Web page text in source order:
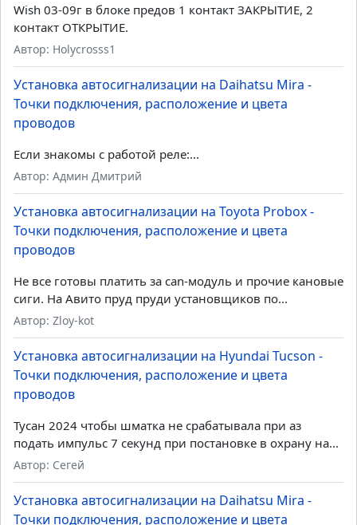
Wish 03-09г в блоке предов 1 контакт ЗАКРЫТИЕ, 2
контакт ОТКРЫТИЕ.
Автор: Holycrosss1
Установка автосигнализации на Daihatsu Mira -
Точки подключения, расположение и цвета
проводов
Если знакомы с работой реле:...
Автор: Админ Дмитрий
Установка автосигнализации на Toyota Probox -
Точки подключения, расположение и цвета
проводов
Не все готовы платить за can-модуль и прочие кановые
сиги. На Авито пруд пруди установщиков по...
Автор: Zloy-kot
Установка автосигнализации на Hyundai Tucson -
Точки подключения, расположение и цвета
проводов
Тусан 2024 чтобы шматка не срабатывала при аз
подать импульс 7 секунд при постановке в охрану на...
Автор: Сегей
Установка автосигнализации на Daihatsu Mira -
Точки подключения, расположение и цвета